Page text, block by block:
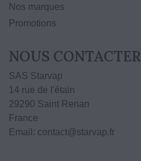
Nos marques
Promotions
NOUS CONTACTER
SAS Starvap
14 rue de l'étain
29290 Saint Renan
France
Email: contact@starvap.fr